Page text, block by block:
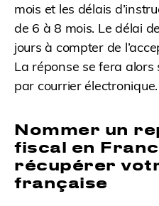
mois et les délais
de 6 à 8 mois. Le délai
jours à compter de
La réponse se fera
par courrier électronique.
Nommer un
fiscal en
récupérer
française